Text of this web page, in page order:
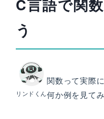
C言語で関
う
リンドくん
関数って実際
何か例を見て